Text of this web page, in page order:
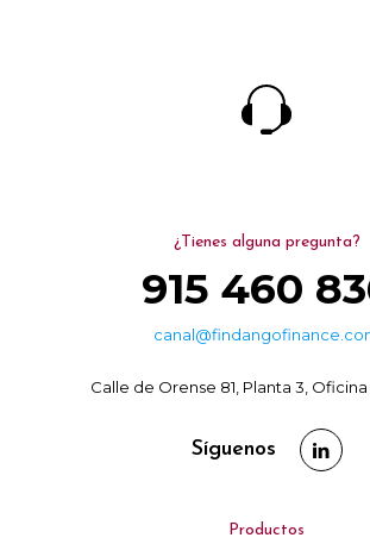
¿Tienes alguna pregunta?
915 460
Calle de Orense 81, Planta 3,
Síguenos
Productos